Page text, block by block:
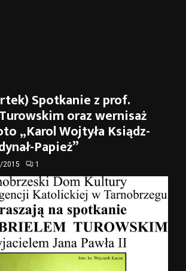
Spotkanie z prof.
oraz wernisaż
„Karol Wojtyła Ksiądz-
Papież”
2015 1